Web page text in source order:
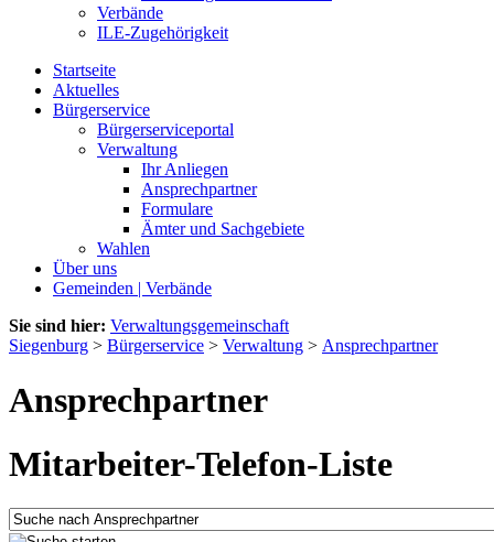
Verbände
ILE-Zugehörigkeit
Startseite
Aktuelles
Bürgerservice
Bürgerserviceportal
Verwaltung
Ihr Anliegen
Ansprechpartner
Formulare
Ämter und Sachgebiete
Wahlen
Über uns
Gemeinden | Verbände
Sie sind hier: Verwaltungsgemeinschaft
Siegenburg > Bürgerservice > Verwaltung > Ansprechpartner
Ansprechpartner
Mitarbeiter-Telefon-Liste